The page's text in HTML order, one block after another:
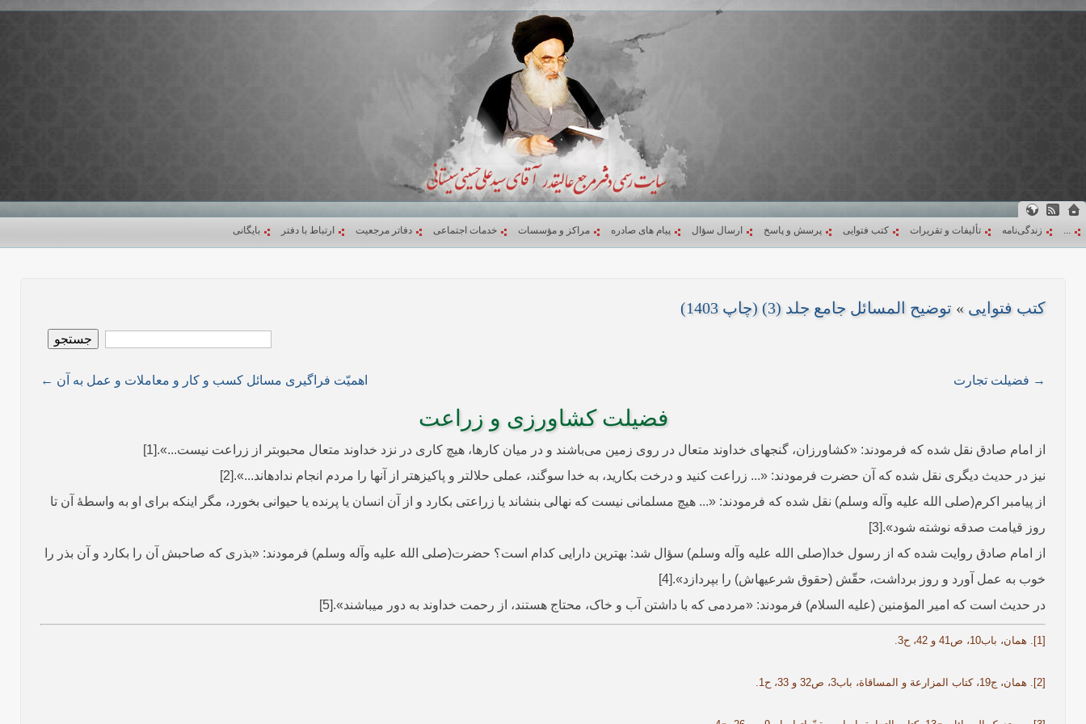
... زندگی‌نامه تألیفات و تقریرات کتب فتوایی پرسش و پاسخ ارسال سؤال پیام های صادره مراکز و مؤسسات خدمات اجتماعی دفاتر مرجعیت ارتباط با دفتر بایگانی
کتب فتوایی » توضیح المسائل جامع جلد (3) (چاپ 1403)
جستجو
اهمیّت فراگیری مسائل کسب و کار و معاملات و عمل به آن ← → فضیلت تجارت
فضیلت کشاورزی و زراعت
از امام صادق نقل شده که فرمودند: «کشاورزان، گنج­های خداوند متعال در روی زمین می‌باشند و در میان کارها، هیچ کاری در نزد خداوند متعال محبوب­تر از زراعت نیست...».[1]
نیز در حدیث دیگری نقل شده که آن حضرت فرمودند: «... زراعت کنید و درخت بکارید، به خدا سوگند، عملی حلال­تر و پاکیزه­تر از آنها را مردم انجام نداده­اند...».[2]
از پیامبر اکرم(صلی الله علیه وآله وسلم) نقل شده که فرمودند: «... هیچ مسلمانی نیست که نهالی بنشاند یا زراعتی بکارد و از آن انسان یا پرنده یا حیوانی بخورد، مگر اینکه برای او به واسطۀ آن تا
روز قیامت صدقه نوشته شود».[3]
از امام صادق روایت شده که از رسول خدا(صلی الله علیه وآله وسلم) سؤال شد: بهترین دارایی کدام است؟ حضرت(صلی الله علیه وآله وسلم) فرمودند: «بذری که صاحبش آن را بکارد و آن بذر را
خوب به عمل آورد و روز برداشت، حقّش (حقوق شرعیه­اش) را بپردازد».[4]
در حدیث است که امیر المؤمنین (علیه السلام) فرمودند: «مردمی که با داشتن آب و خاک، محتاج هستند، از رحمت خداوند به دور می­باشند».[5]
[1]. همان، باب10، ص41 و 42، ح3.
[2]. همان، ج19، کتاب المزارعة و المساقاة، باب3، ص32 و 33، ح1.